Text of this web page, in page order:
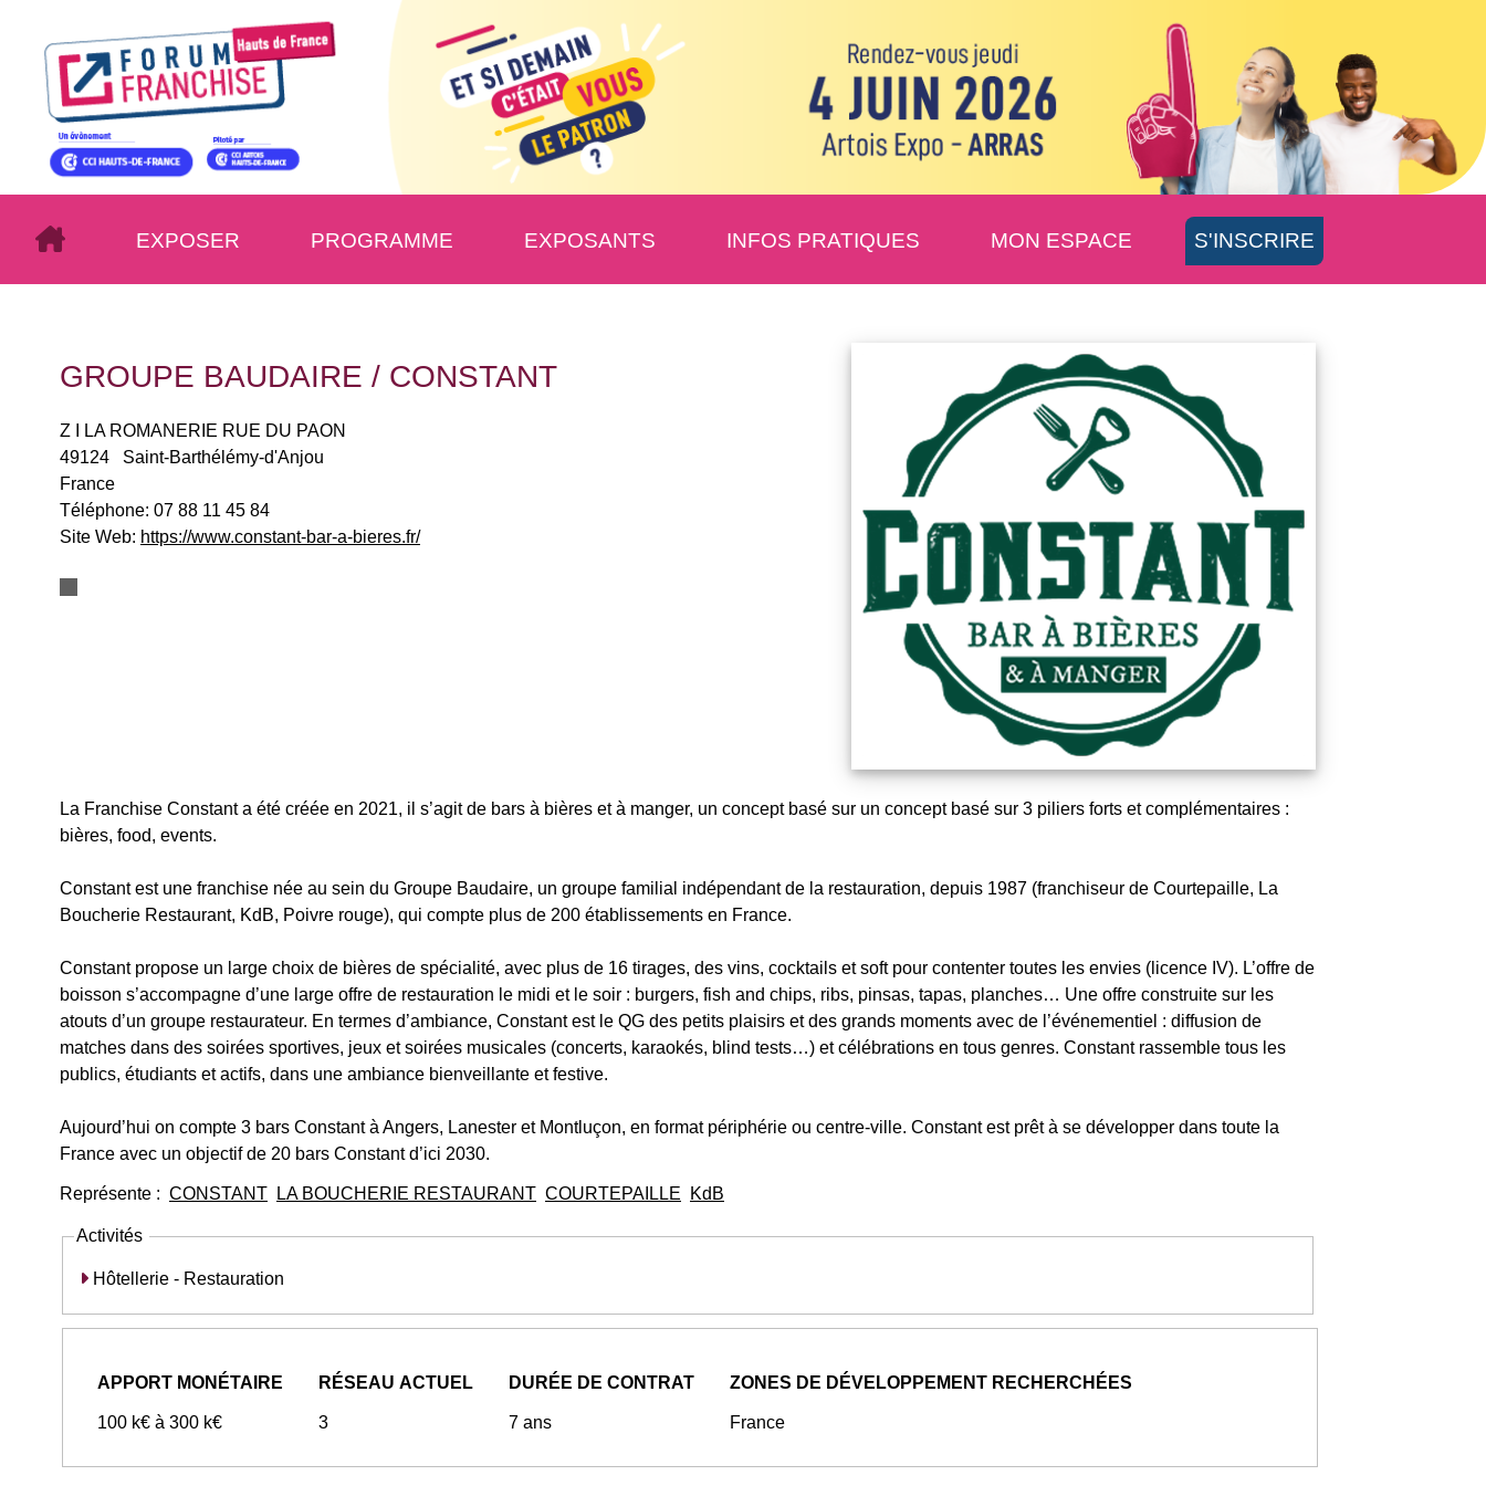
EXPOSER PROGRAMME EXPOSANTS INFOS PRATIQUES MON ESPACE S'INSCRIRE
GROUPE BAUDAIRE / CONSTANT
Z I LA ROMANERIE RUE DU PAON
49124
Saint-Barthélémy-d'Anjou
France
Téléphone: 07 88 11 45 84
Site Web: https://www.constant-bar-a-bieres.fr/
La Franchise Constant a été créée en 2021, il s’agit de bars à bières et à manger, un concept basé sur un concept basé sur 3 piliers forts et complémentaires :
bières, food, events.
Constant est une franchise née au sein du Groupe Baudaire, un groupe familial indépendant de la restauration, depuis 1987 (franchiseur de Courtepaille, La
Boucherie Restaurant, KdB, Poivre rouge), qui compte plus de 200 établissements en France.
Constant propose un large choix de bières de spécialité, avec plus de 16 tirages, des vins, cocktails et soft pour contenter toutes les envies (licence IV). L’offre de
boisson s’accompagne d’une large offre de restauration le midi et le soir : burgers, fish and chips, ribs, pinsas, tapas, planches… Une offre construite sur les
atouts d’un groupe restaurateur. En termes d’ambiance, Constant est le QG des petits plaisirs et des grands moments avec de l’événementiel : diffusion de
matches dans des soirées sportives, jeux et soirées musicales (concerts, karaokés, blind tests…) et célébrations en tous genres. Constant rassemble tous les
publics, étudiants et actifs, dans une ambiance bienveillante et festive.
Aujourd’hui on compte 3 bars Constant à Angers, Lanester et Montluçon, en format périphérie ou centre-ville. Constant est prêt à se développer dans toute la
France avec un objectif de 20 bars Constant d’ici 2030.
Représente : CONSTANT LA BOUCHERIE RESTAURANT COURTEPAILLE KdB
Activités
Hôtellerie - Restauration
APPORT MONÉTAIRE
100 k€ à 300 k€
RÉSEAU ACTUEL
3
DURÉE DE CONTRAT
7 ans
ZONES DE DÉVELOPPEMENT RECHERCHÉES
France